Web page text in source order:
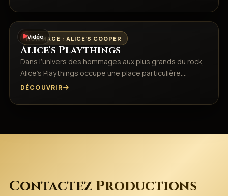
Vidéo
HOMMAGE : ALICE'S COOPER
Alice's Playthings
Dans l’univers des hommages aux plus grands du rock,
Alice’s Playthings occupe une place particulière.…
DÉCOUVRIR
Contactez Productions